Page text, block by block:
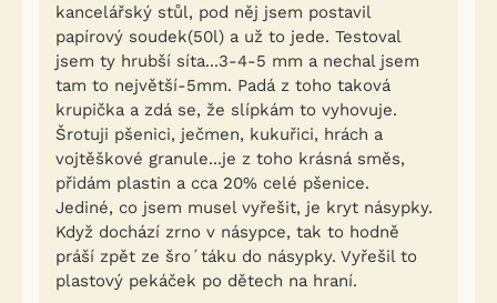
kancelářský stůl, pod něj jsem postavil
papírový soudek(50l) a už to jede. Testoval
jsem ty hrubší síta...3-4-5 mm a nechal jsem
tam to největší-5mm. Padá z toho taková
krupička a zdá se, že slípkám to vyhovuje.
Šrotuji pšenici, ječmen, kukuřici, hrách a
vojtěškové granule...je z toho krásná směs,
přidám plastin a cca 20% celé pšenice.
Jediné, co jsem musel vyřešit, je kryt násypky.
Když dochází zrno v násypce, tak to hodně
práší zpět ze šro´táku do násypky. Vyřešil to
plastový pekáček po dětech na hraní.